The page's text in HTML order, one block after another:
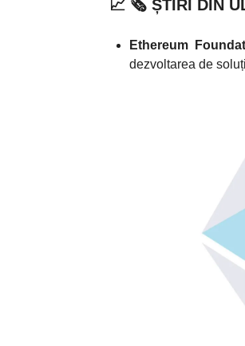
📈 🗞️ ȘTIRI DIN
Ethereum
dezvoltarea de